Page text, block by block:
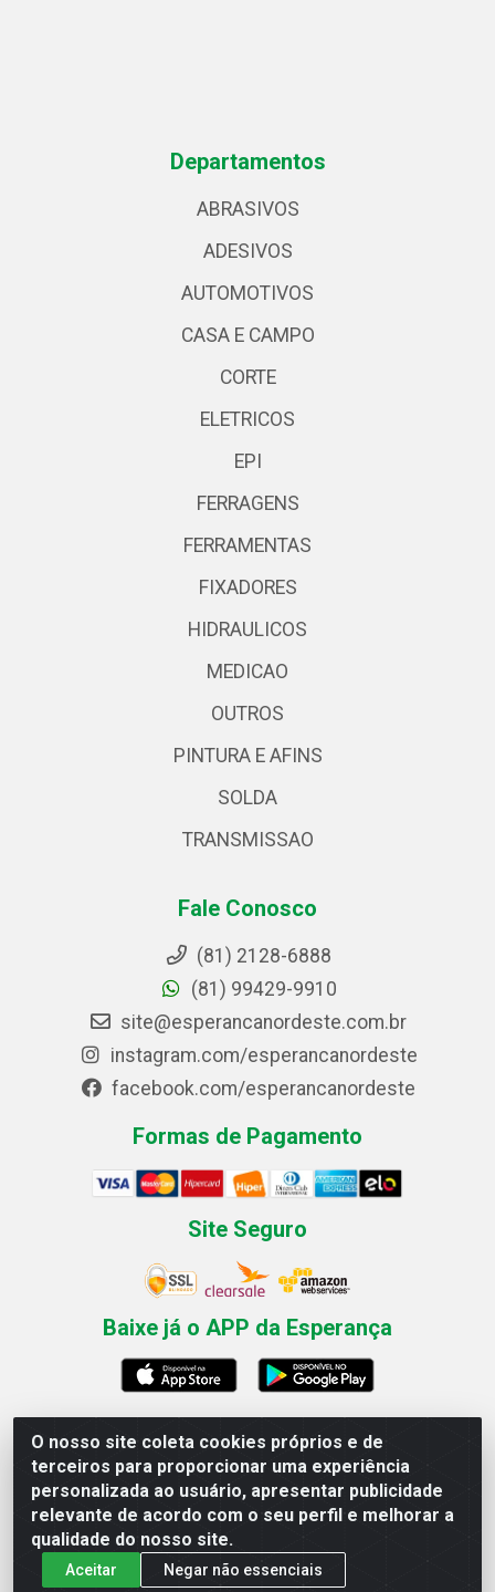
O nosso site coleta cookies próprios e de
terceiros para proporcionar uma experiência
personalizada ao usuário, apresentar publicidade
relevante de acordo com o seu perfil e melhorar a
qualidade do nosso site.
Aceitar Negar não essenciais
Departamentos
ABRASIVOS
ADESIVOS
AUTOMOTIVOS
CASA E CAMPO
CORTE
ELETRICOS
EPI
FERRAGENS
FERRAMENTAS
FIXADORES
HIDRAULICOS
MEDICAO
OUTROS
PINTURA E AFINS
SOLDA
TRANSMISSAO
Fale Conosco
(81) 2128-6888
(81) 99429-9910
site@esperancanordeste.com.br
instagram.com/esperancanordeste
facebook.com/esperancanordeste
Formas de Pagamento
Site Seguro
Baixe já o APP da Esperança
Esperança Nordeste - Rua Professor Caldas Filho, 291 -
Estância - Recife / PE CEP: 50771-335 - CNPJ
03.666.136/0001-23